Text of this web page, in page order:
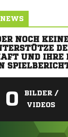
NOCH
UND IHRE
0
BILDER /
VIDEOS